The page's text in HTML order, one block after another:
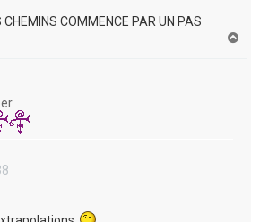
CHEMINS COMMENCE PAR UN PAS